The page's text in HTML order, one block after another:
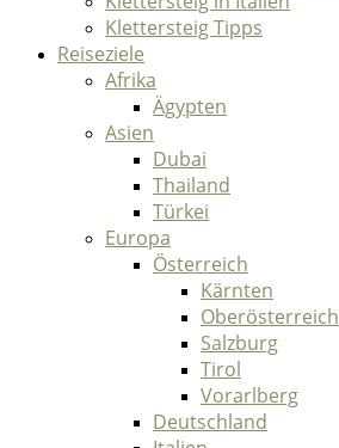
Klettersteig Tipps
Reiseziele
Afrika
Ägypten
Asien
Dubai
Thailand
Türkei
Europa
Österreich
Kärnten
Oberösterreich
Salzburg
Tirol
Vorarlberg
Deutschland